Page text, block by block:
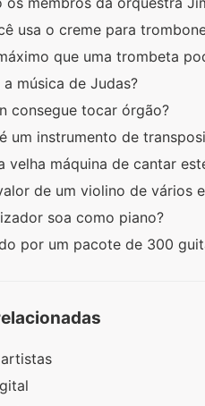
usa o creme para
que uma trombeta
a música de Judas?
consegue tocar órgão?
um instrumento de
velha máquina de cantar
de um violino de vários
soa como piano?
por um pacote de 300